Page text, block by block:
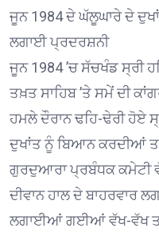
ਜੂਨ 1984 ਦੇ ਘੱਲੂਘਾਰੇ ਦੇ
ਲਗਾਈ ਪ੍ਰਦਰਸ਼ਨੀ
ਜੂਨ 1984 ’ਚ ਸੱਚਖੰਡ ਸ੍ਰੀ
ਤਖ਼ਤ ਸਾਹਿਬ ’ਤੇ ਸਮੇਂ ਦੀ
ਹਮਲੇ ਦੌਰਾਨ ਢਹਿ-ਢੇਰੀ ਹੋਏ
ਦੁਖਾਂਤ ਨੂੰ ਬਿਆਨ ਕਰਦੀਆਂ
ਗੁਰਦੁਆਰਾ ਪ੍ਰਬੰਧਕ ਕਮੇਟੀ
ਦੀਵਾਨ ਹਾਲ ਦੇ ਬਾਹਰਵਾਰ
ਲਗਾਈਆਂ ਗਈਆਂ ਵੱਖ-ਵੱਖ